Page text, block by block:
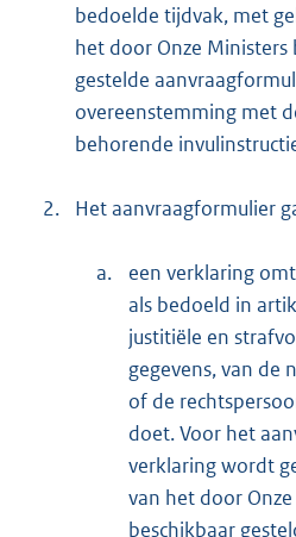
bedoelde tijdvak, met
het door Onze Ministers
gestelde
overeenstemming met
behorende
2. Het aanvraagformulier
a.
een verklaring
als bedoeld in
justitiële en
gegevens, van de
of de
doet. Voor het
verklaring wordt
van het door
beschikbaar